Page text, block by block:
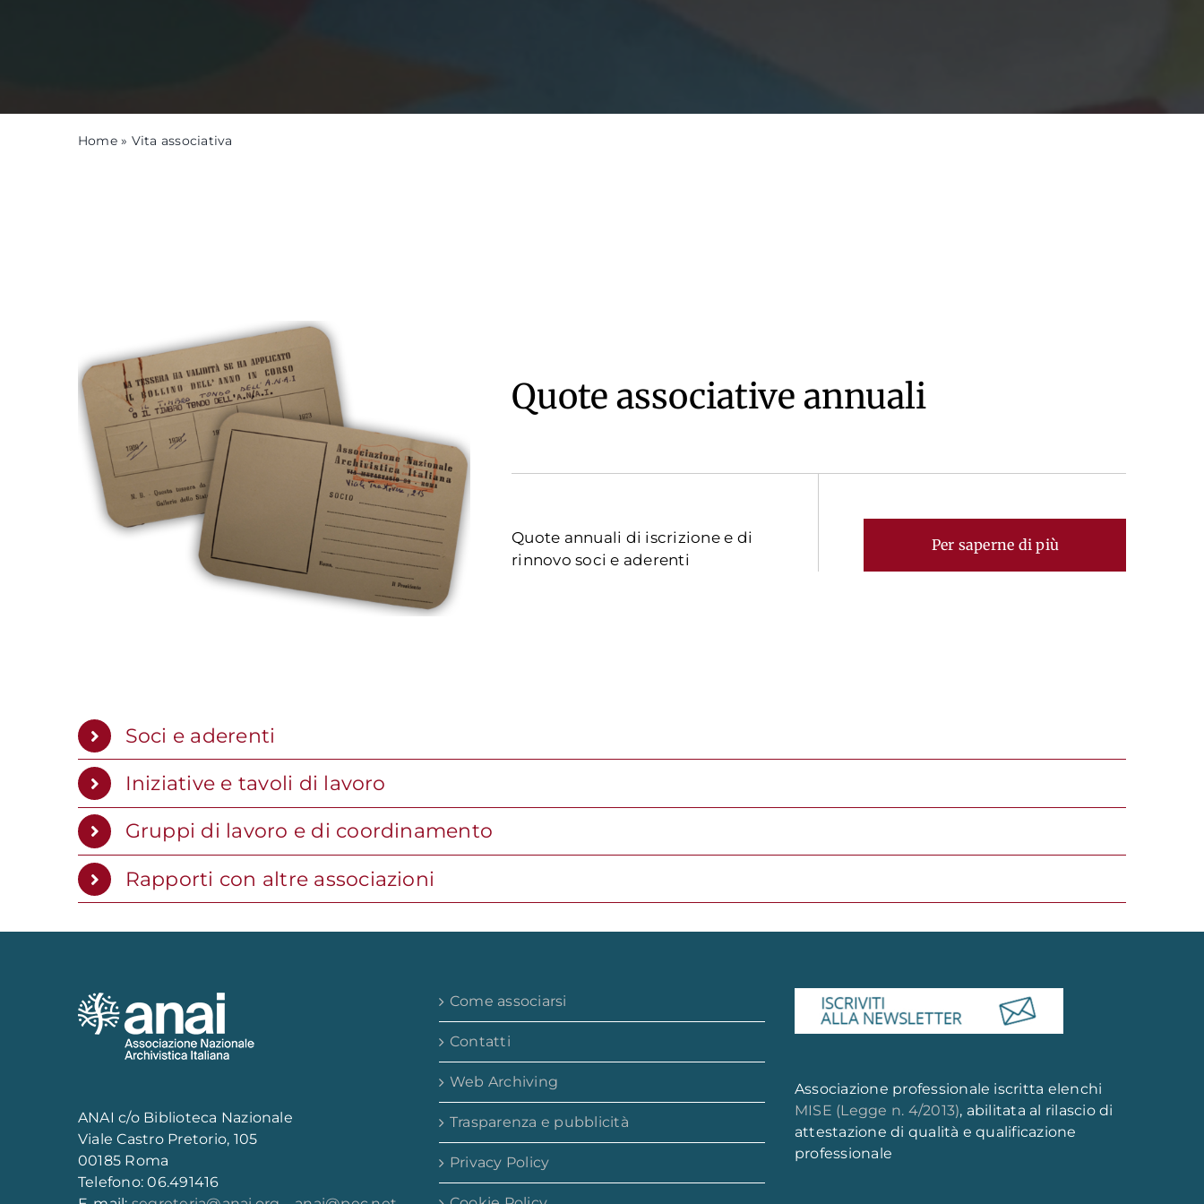
Home» Vita associativa
Quote associative annuali
Quote annuali di iscrizione e di
rinnovo soci e aderenti
Per saperne di più
Soci e aderenti
Iniziative e tavoli di lavoro
Gruppi di lavoro e di coordinamento
Rapporti con altre associazioni
ANAI c/o Biblioteca Nazionale
Viale Castro Pretorio, 105
00185 Roma
Telefono: 06.491416
Come associarsi
Contatti
Web Archiving
Trasparenza e pubblicità
Privacy Policy
Associazione professionale iscritta elenchi
MISE (Legge n. 4/2013), abilitata al rilascio di
attestazione di qualità e qualificazione
professionale